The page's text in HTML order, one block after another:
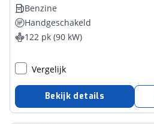
Benzine
Handgeschakeld
122 pk (90 kW)
Vergelijk
Bekijk details